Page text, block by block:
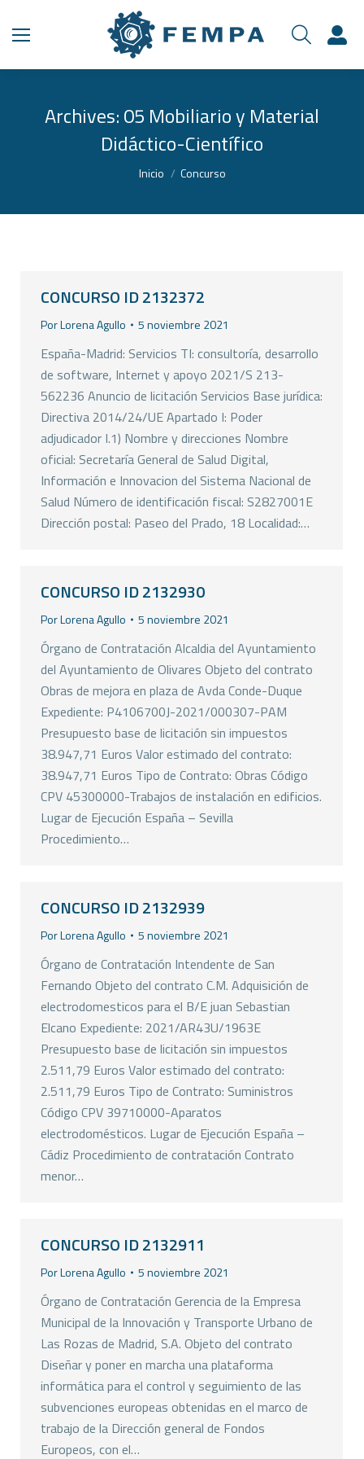
Archives:05 Mobiliario y Material
Didáctico-Científico
Estás aquí:
Inicio Concurso
CONCURSO ID 2132372
PorLorena Agullo 5 noviembre 2021
España-Madrid: Servicios TI: consultoría, desarrollo
de software, Internet y apoyo 2021/S 213-
562236 Anuncio de licitación Servicios Base jurídica:
Directiva 2014/24/UE Apartado I: Poder
adjudicador I.1) Nombre y direcciones Nombre
oficial: Secretaría General de Salud Digital,
Información e Innovacion del Sistema Nacional de
Salud Número de identificación fiscal: S2827001E
Dirección postal: Paseo del Prado, 18 Localidad:…
CONCURSO ID 2132930
PorLorena Agullo 5 noviembre 2021
Órgano de Contratación Alcaldia del Ayuntamiento
del Ayuntamiento de Olivares Objeto del contrato
Obras de mejora en plaza de Avda Conde-Duque
Expediente: P4106700J-2021/000307-PAM
Presupuesto base de licitación sin impuestos
38.947,71 Euros Valor estimado del contrato:
38.947,71 Euros Tipo de Contrato: Obras Código
CPV 45300000-Trabajos de instalación en edificios.
Lugar de Ejecución España – Sevilla
Procedimiento…
CONCURSO ID 2132939
PorLorena Agullo 5 noviembre 2021
Órgano de Contratación Intendente de San
Fernando Objeto del contrato C.M. Adquisición de
electrodomesticos para el B/E juan Sebastian
Elcano Expediente: 2021/AR43U/1963E
Presupuesto base de licitación sin impuestos
2.511,79 Euros Valor estimado del contrato:
2.511,79 Euros Tipo de Contrato: Suministros
Código CPV 39710000-Aparatos
electrodomésticos. Lugar de Ejecución España –
Cádiz Procedimiento de contratación Contrato
menor…
CONCURSO ID 2132911
PorLorena Agullo 5 noviembre 2021
Órgano de Contratación Gerencia de la Empresa
Municipal de la Innovación y Transporte Urbano de
Las Rozas de Madrid, S.A. Objeto del contrato
Diseñar y poner en marcha una plataforma
informática para el control y seguimiento de las
subvenciones europeas obtenidas en el marco de
trabajo de la Dirección general de Fondos
Europeos, con el…